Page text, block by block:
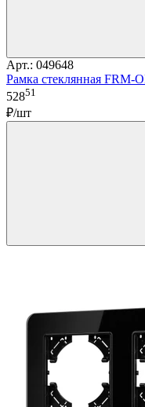
Арт.: 049648
Рамка стеклянная
52851
₽/шт